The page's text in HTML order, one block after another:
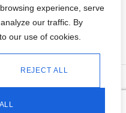
experience, serve
our traffic. By
our use of cookies.
REJECT ALL